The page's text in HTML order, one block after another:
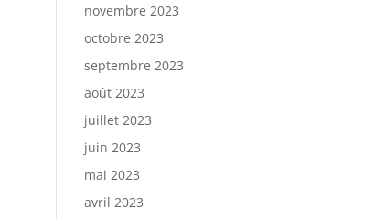
novembre 2023
octobre 2023
septembre 2023
août 2023
juillet 2023
juin 2023
mai 2023
avril 2023